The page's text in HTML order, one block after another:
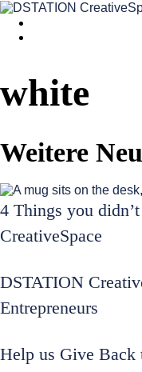
white
Weitere
4 Things you
CreativeSpace
DSTATION
Entrepreneurs
Help us Give Back